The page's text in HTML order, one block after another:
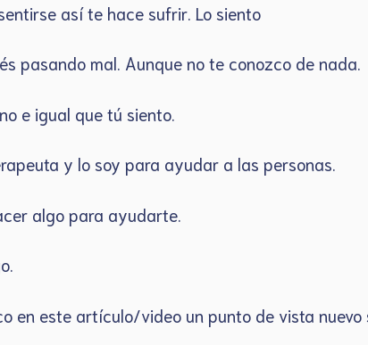
así te hace sufrir. Lo siento
pasando mal. Aunque no te conozco de nada.
e igual que tú siento.
y lo soy para ayudar a las personas.
algo para ayudarte.
en este artículo/video un punto de vista